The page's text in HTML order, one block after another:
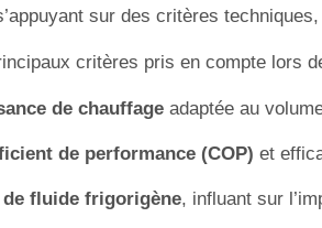
sur des critères
critères pris en compte lors
de chauffageadaptée au
de performance (COP) et
de fluide frigorigène, influant sur